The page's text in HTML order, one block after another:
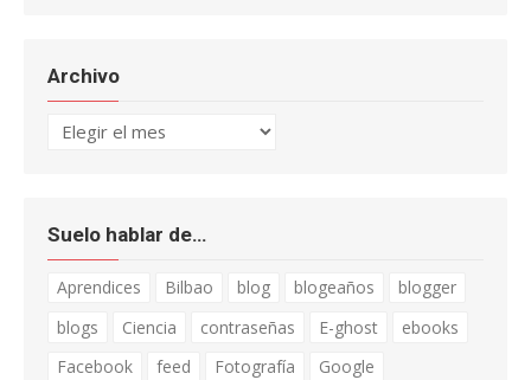
Archivo
Archivo
Suelo hablar de…
Aprendices Bilbao blog blogeaños
blogger
blogs
Ciencia contraseñas E-ghost
ebooks
Facebook
feed Fotografía
Google